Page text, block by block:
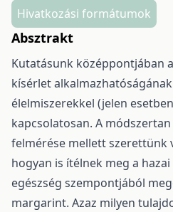
Hivatkozási formátumok
Absztrakt
Kutatásunk középpontjában
kísérlet
élelmiszerekkel (jelen
kapcsolatosan. A
felmérése mellett szerettünk
hogyan is ítélnek meg a
egészség szempontjából
margarint. Azaz milyen